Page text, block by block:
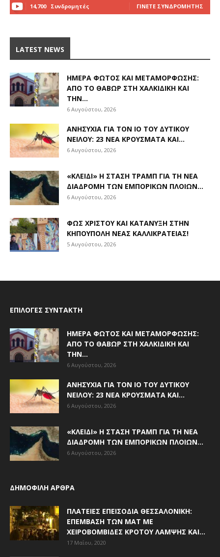
14,700 Συνδρομητές ΓΊΝΕΤΕ ΣΥΝΔΡΟΜΗΤΉΣ
LATEST NEWS
ΗΜΈΡΑ ΦΩΤΌΣ ΚΑΙ ΜΕΤΑΜΌΡΦΩΣΗΣ:
ΑΠΌ ΤΟ ΘΑΒΏΡ ΣΤΗ ΧΑΛΚΙΔΙΚΉ ΚΑΙ
ΤΗΝ...
6 Αυγούστου, 2026
ΑΝΗΣΥΧΊΑ ΓΙΑ ΤΟΝ ΙΌ ΤΟΥ ΔΥΤΙΚΟΎ
ΝΕΊΛΟΥ: 23 ΝΈΑ ΚΡΟΎΣΜΑΤΑ ΚΑΙ...
6 Αυγούστου, 2026
«ΚΛΕΙΔΊ» Η ΣΤΆΣΗ ΤΡΑΜΠ ΓΙΑ ΤΗ ΝΈΑ
ΔΙΑΔΡΟΜΉ ΤΩΝ ΕΜΠΟΡΙΚΏΝ ΠΛΟΊΩΝ...
6 Αυγούστου, 2026
ΦΩΣ ΧΡΙΣΤΟΎ ΚΑΙ ΚΑΤΆΝΥΞΗ ΣΤΗΝ
ΚΗΠΟΎΠΟΛΗ ΝΈΑΣ ΚΑΛΛΙΚΡΆΤΕΙΑΣ!
5 Αυγούστου, 2026
ΕΠΙΛΟΓΈΣ ΣΥΝΤΆΚΤΗ
ΗΜΈΡΑ ΦΩΤΌΣ ΚΑΙ ΜΕΤΑΜΌΡΦΩΣΗΣ:
ΑΠΌ ΤΟ ΘΑΒΏΡ ΣΤΗ ΧΑΛΚΙΔΙΚΉ ΚΑΙ
ΤΗΝ...
6 Αυγούστου, 2026
ΑΝΗΣΥΧΊΑ ΓΙΑ ΤΟΝ ΙΌ ΤΟΥ ΔΥΤΙΚΟΎ
ΝΕΊΛΟΥ: 23 ΝΈΑ ΚΡΟΎΣΜΑΤΑ ΚΑΙ...
6 Αυγούστου, 2026
«ΚΛΕΙΔΊ» Η ΣΤΆΣΗ ΤΡΑΜΠ ΓΙΑ ΤΗ ΝΈΑ
ΔΙΑΔΡΟΜΉ ΤΩΝ ΕΜΠΟΡΙΚΏΝ ΠΛΟΊΩΝ...
6 Αυγούστου, 2026
ΔΗΜΟΦΙΛΗ ΑΡΘΡΑ
ΠΛΑΤΕΊΕΣ ΕΠΕΙΣΌΔΙΑ ΘΕΣΣΑΛΟΝΊΚΗ:
ΕΠΈΜΒΑΣΗ ΤΩΝ ΜΑΤ ΜΕ
ΧΕΙΡΟΒΟΜΒΊΔΕΣ ΚΡΌΤΟΥ ΛΆΜΨΗΣ ΚΑΙ...
17 Μαΐου, 2020